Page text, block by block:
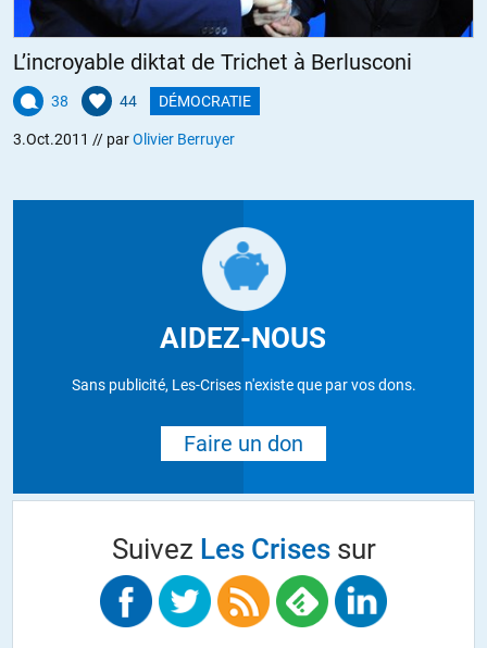
L’incroyable diktat de Trichet à Berlusconi
38 44 DÉMOCRATIE
3.Oct.2011 // parOlivier Berruyer
AIDEZ-NOUS
Sans publicité, Les-Crises n'existe que par vos dons.
Faire un don
Suivez Les Crisessur